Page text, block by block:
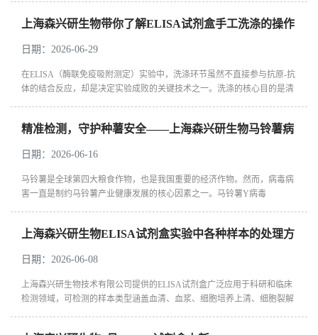
上海森兴研生物带你了解ELISA试剂盒手工洗涤的操作
过程
日期：2026-06-29
在ELISA（酶联免疫吸附测定）实验中，洗涤环节虽然不直接参与抗原-抗
体的结合反应，却是决定实验成败的关键技术之一。洗涤的核心目的是清
精准检测，守护种薯安全——上海森兴研生物马铃薯病
毒ELISA检测试剂盒的运用与优势
日期：2026-06-16
马铃薯是全球第四大粮食作物，也是我国重要的经济作物。然而，病毒病
害一直是制约马铃薯产业健康发展的核心因素之一。马铃薯Y病毒
上海森兴研生物ELISA试剂盒实验中各种样本的处理方
法和注意事项
日期：2026-06-08
上海森兴研生物技术有限公司提供的ELISA试剂盒广泛应用于科研和临床
检测领域，可检测的样本类型涵盖血清、血浆、细胞培养上清、细胞裂解